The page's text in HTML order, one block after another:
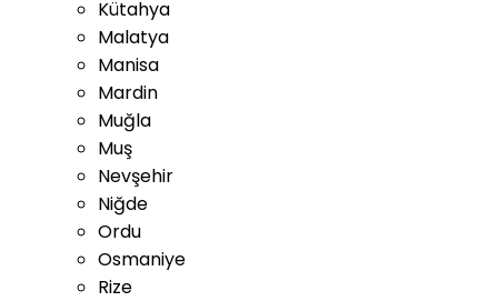
Kütahya
Malatya
Manisa
Mardin
Muğla
Muş
Nevşehir
Niğde
Ordu
Osmaniye
Rize